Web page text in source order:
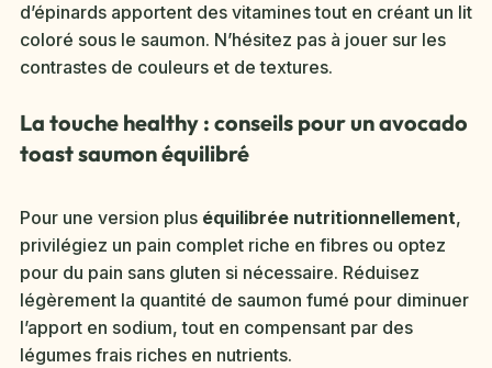
d’épinards apportent des vitamines tout en créant un lit
coloré sous le saumon. N’hésitez pas à jouer sur les
contrastes de couleurs et de textures.
La touche healthy : conseils pour un avocado
toast saumon équilibré
Pour une version plus équilibrée nutritionnellement,
privilégiez un pain complet riche en fibres ou optez
pour du pain sans gluten si nécessaire. Réduisez
légèrement la quantité de saumon fumé pour diminuer
l’apport en sodium, tout en compensant par des
légumes frais riches en nutrients.